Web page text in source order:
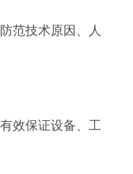
范技术原因、人
效保证设备、工